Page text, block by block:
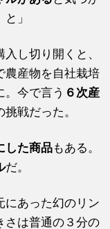
」
し切り開くと、
農産物を自社栽培
。今で言う ６次産
戦だった。
した商品もある。
だ。
にあった幻のリン
さは普通の３分の